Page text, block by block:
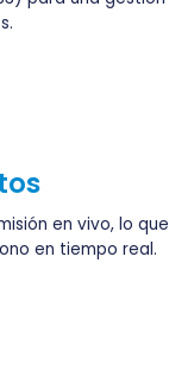
en vivo, lo que
en tiempo real.